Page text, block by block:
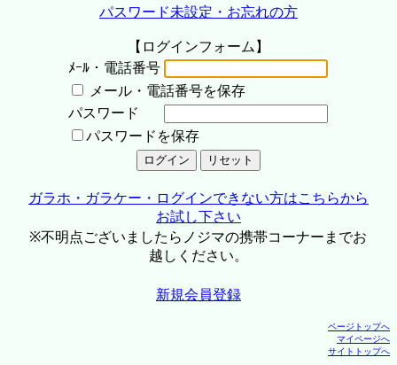
パスワード未設定・お忘れの方
【ログインフォーム】
ﾒｰﾙ・電話番号
メール・電話番号を保存
パスワード
パスワードを保存
ガラホ・ガラケー・ログインできない方はこちらから
お試し下さい
※不明点ございましたらノジマの携帯コーナーまでお
越しください。
新規会員登録
ページトップへ
マイページへ
サイトトップへ